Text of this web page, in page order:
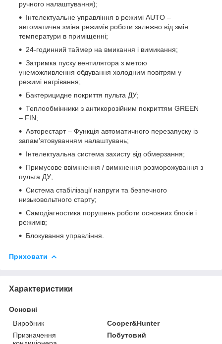
ручного налаштування);
Інтелектуальне управління в режимі AUTO –
автоматична зміна режимів роботи залежно від змін
температури в приміщенні;
24-годинний таймер на вмикання і вимикання;
Затримка пуску вентилятора з метою
унеможливлення обдування холодним повітрям у
режимі нагрівання;
Бактерицидне покриття пульта ДУ;
Теплообмінники з антикорозійним покриттям GREEN
– FIN;
Авторестарт – Функція автоматичного перезапуску із
запам’ятовуванням налаштувань;
Інтелектуальна система захисту від обмерзання;
Примусове ввімкнення / вимкнення розморожування з
пульта ДУ;
Система стабілізації напруги та безпечного
низьковольтного старту;
Самодіагностика порушень роботи основних блоків і
режимів;
Блокування управління.
Приховати
Характеристики
Основні
Виробник
Cooper&Hunter
Призначення
Побутовий